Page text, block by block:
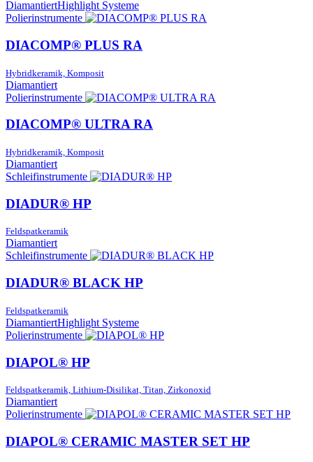
DiamantiertHighlight Systeme
Polierinstrumente
DIACOMP® PLUS RA
Hybridkeramik, Komposit
Diamantiert
Polierinstrumente
DIACOMP® ULTRA RA
Hybridkeramik, Komposit
Diamantiert
Schleifinstrumente
DIADUR® HP
Feldspatkeramik
Diamantiert
Schleifinstrumente
DIADUR® BLACK HP
Feldspatkeramik
DiamantiertHighlight Systeme
Polierinstrumente
DIAPOL® HP
Feldspatkeramik, Lithium-Disilikat, Titan, Zirkonoxid
Diamantiert
Polierinstrumente
DIAPOL® CERAMIC MASTER SET HP